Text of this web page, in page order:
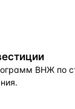
ВНЖ по